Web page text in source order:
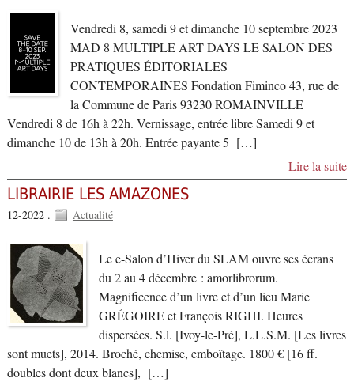
Vendredi 8, samedi 9 et dimanche 10 septembre 2023
MAD 8 MULTIPLE ART DAYS LE SALON DES
PRATIQUES ÉDITORIALES
CONTEMPORAINES Fondation Fiminco 43, rue de
la Commune de Paris 93230 ROMAINVILLE
Vendredi 8 de 16h à 22h. Vernissage, entrée libre Samedi 9 et
dimanche 10 de 13h à 20h. Entrée payante 5 […]
Lire la suite
LIBRAIRIE LES AMAZONES
12-2022 . Actualité
Le e-Salon d’Hiver du SLAM ouvre ses écrans
du 2 au 4 décembre : amorlibrorum.
Magnificence d’un livre et d’un lieu Marie
GRÉGOIRE et François RIGHI. Heures
dispersées. S.l. [Ivoy-le-Pré], L.L.S.M. [Les livres
sont muets], 2014. Broché, chemise, emboîtage. 1800 € [16 ff.
doubles dont deux blancs], […]